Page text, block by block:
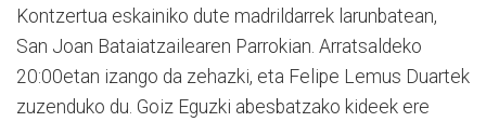
Kontzertua eskainiko dute madrildarrek larunbatean,
San Joan Bataiatzailearen Parrokian. Arratsaldeko
20:00etan izango da zehazki, eta Felipe Lemus Duartek
zuzenduko du. Goiz Eguzki abesbatzako kideek ere